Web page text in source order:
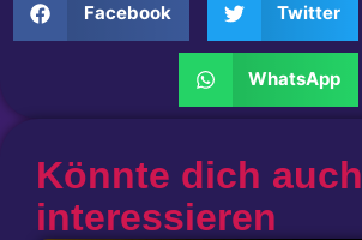
Facebook
Twitter
WhatsApp
Könnte dich auch
interessieren